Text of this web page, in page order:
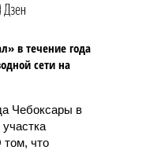
в течение года
сети на
Чебоксары в
том, что